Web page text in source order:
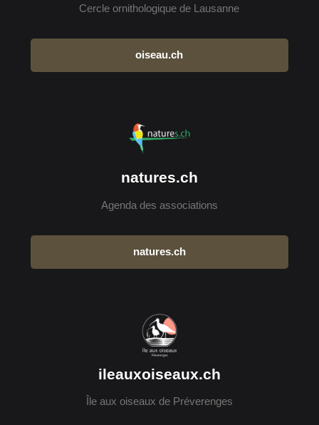
Cercle ornithologique de Lausanne
oiseau.ch
natures.ch
Agenda des associations
natures.ch
ileauxoiseaux.ch
Île aux oiseaux de Préverenges